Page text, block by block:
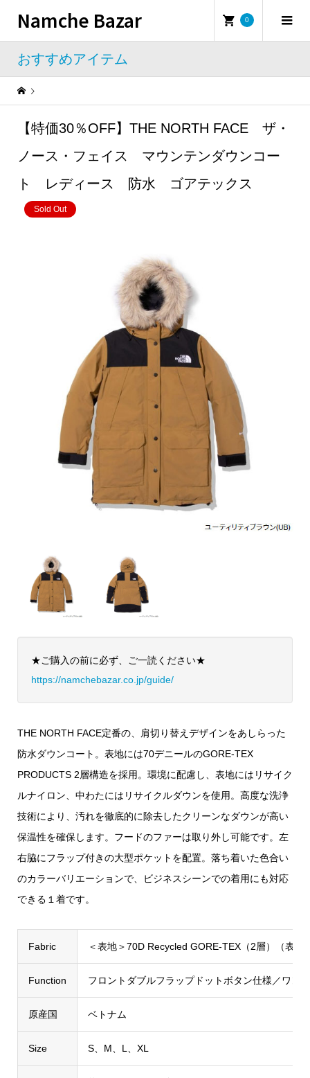
Namche Bazar 0
おすすめアイテム
Warning : Undefined property: WP_Error::$name in
【特価30％OFF】THE NORTH FACE ザ・
ノース・フェイス マウンテンダウンコー
ト レディース 防水 ゴアテックス
Sold Out
★ご購入の前に必ず、ご一読ください★
https://namchebazar.co.jp/guide/
THE NORTH FACE定番の、肩切り替えデザインをあしらった
防水ダウンコート。表地には70デニールのGORE-TEX
PRODUCTS 2層構造を採用。環境に配慮し、表地にはリサイク
ルナイロン、中わたにはリサイクルダウンを使用。高度な洗浄
技術により、汚れを徹底的に除去したクリーンなダウンが高い
保温性を確保します。フードのファーは取り外し可能です。左
右脇にフラップ付きの大型ポケットを配置。落ち着いた色合い
のカラーバリエーションで、ビジネスシーンでの着用にも対応
できる１着です。
Fabric ＜表地＞70D Recycled GORE-TEX（2層）（表
Function フロントダブルフラップドットボタン仕様／ワン
原産国 ベトナム
Size S、M、L、XL